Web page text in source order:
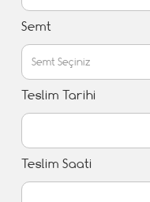
Semt
Teslim Tarihi
Teslim Saati